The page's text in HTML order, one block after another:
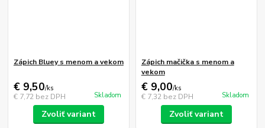
Zápich Bluey s menom a vekom
€ 9,50/ks
€ 7,72 bez DPH Skladom
Zvoliť variant
Zápich mačička s menom a
vekom
€ 9,00/ks
€ 7,32 bez DPH Skladom
Zvoliť variant